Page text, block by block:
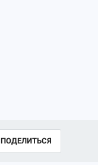
ПОДЕЛИТЬСЯ